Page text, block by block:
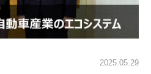
2025.05.29